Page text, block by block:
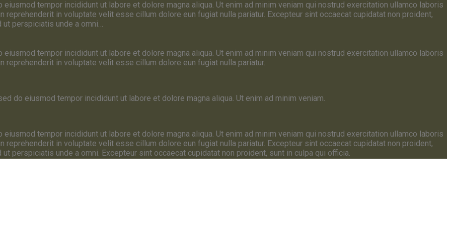
tempor incididunt ut labore et dolore magna aliqua. Ut enim ad minim veniam qui nostrud exercitation ullamco laboris
in voluptate velit esse cillum dolore eun fugiat nulla pariatur. Excepteur sint occaecat cupidatat non proident,
perspiciatis unde a omni…
tempor incididunt ut labore et dolore magna aliqua. Ut enim ad minim veniam qui nostrud exercitation ullamco laboris
in voluptate velit esse cillum dolore eun fugiat nulla pariatur.
do eiusmod tempor incididunt ut labore et dolore magna aliqua. Ut enim ad minim veniam.
tempor incididunt ut labore et dolore magna aliqua. Ut enim ad minim veniam qui nostrud exercitation ullamco laboris
in voluptate velit esse cillum dolore eun fugiat nulla pariatur. Excepteur sint occaecat cupidatat non proident,
perspiciatis unde a omni. Excepteur sint occaecat cupidatat non proident, sunt in culpa qui officia.